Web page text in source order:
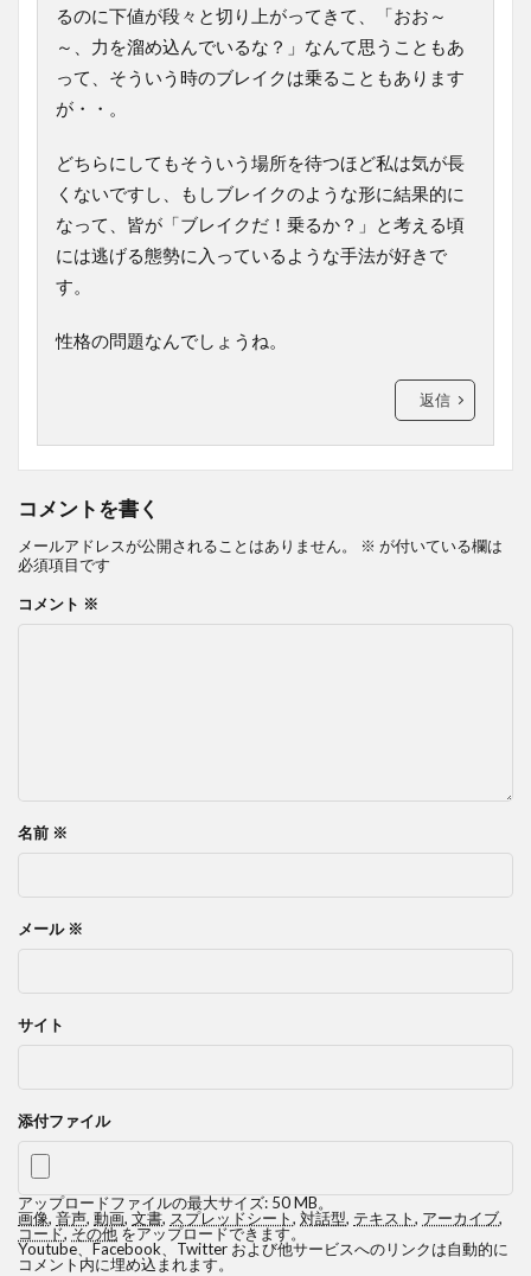
るのに下値が段々と切り上がってきて、「おお～
～、力を溜め込んでいるな？」なんて思うこともあ
って、そういう時のブレイクは乗ることもあります
が・・。
どちらにしてもそういう場所を待つほど私は気が長
くないですし、もしブレイクのような形に結果的に
なって、皆が「ブレイクだ！乗るか？」と考える頃
には逃げる態勢に入っているような手法が好きで
す。
性格の問題なんでしょうね。
返信
コメントを書く
メールアドレスが公開されることはありません。 ※ が付いている欄は
必須項目です
コメント ※
名前 ※
メール ※
サイト
添付ファイル
アップロードファイルの最大サイズ: 50 MB。
画像, 音声, 動画, 文書, スプレッドシート, 対話型, テキスト, アーカイブ,
コード,その他をアップロードできます。
Youtube、Facebook、Twitter および他サービスへのリンクは自動的に
コメント内に埋め込まれます。